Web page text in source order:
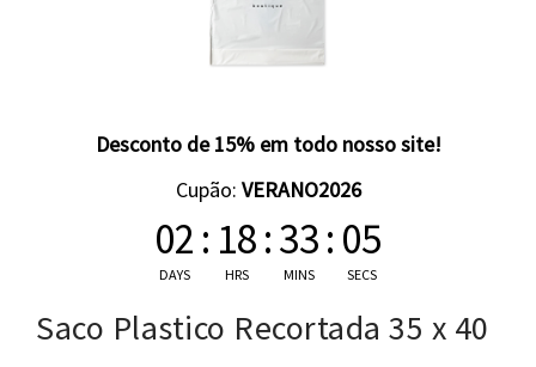
Desconto de 15% em todo nosso site!
Cupão: VERANO2026
02
DAYS
: 18
HRS
:33
MINS
: 05
SECS
Saco Plastico Recortada 35 x 40